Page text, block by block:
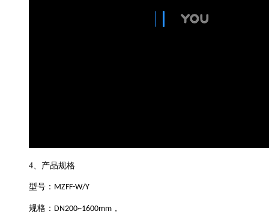
4、 产品规格
型号： MZFF-W/Y
规格： DN200~1600mm ，